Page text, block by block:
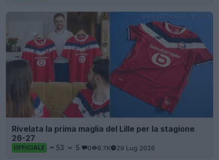
Rivelata la prima maglia del Lille per la stagione
26-27
UFFICIALE 53 5 0 8.7K 29 Lug 2026